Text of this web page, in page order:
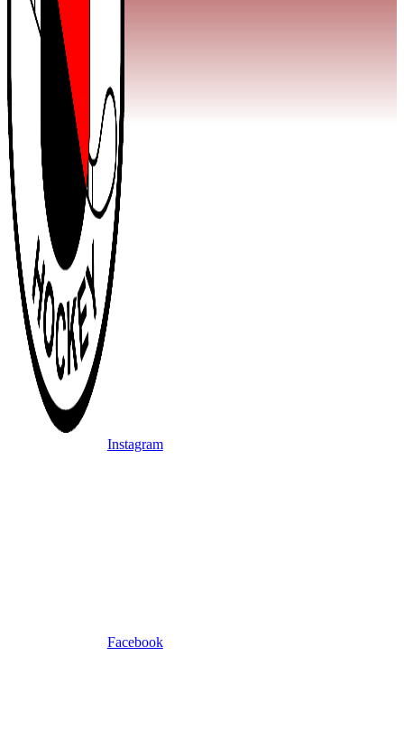
Instagram
Facebook